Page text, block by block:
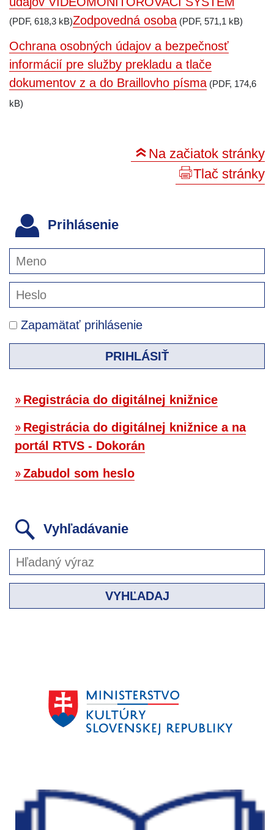
(PDF, 618,3 kB)Zodpovedná osoba (PDF, 571,1 kB)
Ochrana osobných údajov a bezpečnosť
informácií pre služby prekladu a tlače
dokumentov z a do Braillovho písma (PDF, 174,6
kB)
Na začiatok stránky
Tlač stránky
Prihlásenie
Zapamätať prihlásenie
PRIHLÁSIŤ
Registrácia do digitálnej knižnice
Registrácia do digitálnej knižnice a na
portál RTVS - Dokorán
Zabudol som heslo
Vyhľadávanie
VYHĽADAJ